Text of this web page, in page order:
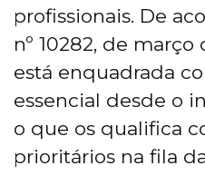
profissionais. De
nº 10282, de
está enquadrada
essencial desde o
o que os qualifica
prioritários na fila